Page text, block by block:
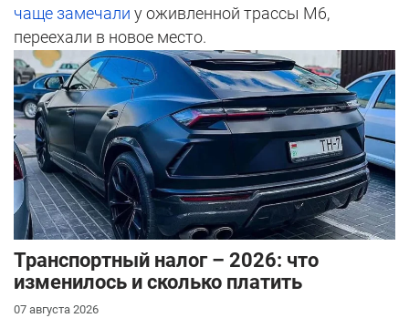
чаще замечали у оживленной трассы М6,
переехали в новое место.
Транспортный налог – 2026: что
изменилось и сколько платить
07 августа 2026